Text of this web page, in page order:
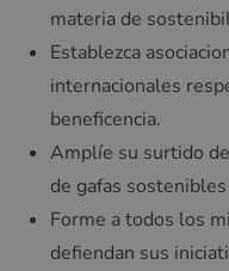
materia de
Establezca
internacionales
beneficencia.
Amplíe su surtido
de gafas
Forme a todos los
defiendan sus